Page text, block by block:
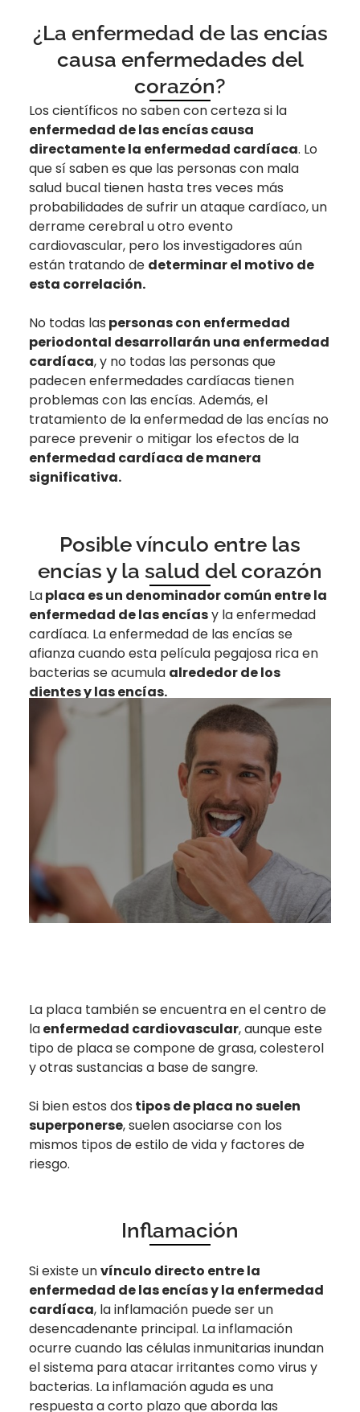
¿La enfermedad de las encías
causa enfermedades del
corazón?
Los científicos no saben con certeza si la
enfermedad de las encías causa
directamente la enfermedad cardíaca. Lo
que sí saben es que las personas con mala
salud bucal tienen hasta tres veces más
probabilidades de sufrir un ataque cardíaco, un
derrame cerebral u otro evento
cardiovascular, pero los investigadores aún
están tratando de determinar el motivo de
esta correlación.
No todas las personas con enfermedad
periodontal desarrollarán una enfermedad
cardíaca, y no todas las personas que
padecen enfermedades cardíacas tienen
problemas con las encías. Además, el
tratamiento de la enfermedad de las encías no
parece prevenir o mitigar los efectos de la
enfermedad cardíaca de manera
significativa.
Posible vínculo entre las
encías y la salud del corazón
Laplaca es un denominador común entre la
enfermedad de las encíasy la enfermedad
cardíaca. La enfermedad de las encías se
afianza cuando esta película pegajosa rica en
bacterias se acumula alrededor de los
dientes y las encías.
La placa también se encuentra en el centro de
laenfermedad cardiovascular, aunque este
tipo de placa se compone de grasa, colesterol
y otras sustancias a base de sangre.
Si bien estos dos tipos de placa no suelen
superponerse, suelen asociarse con los
mismos tipos de estilo de vida y factores de
riesgo.
Inflamación
Si existe unvínculo directo entre la
enfermedad de las encías y la enfermedad
cardíaca, la inflamación puede ser un
desencadenante principal. La inflamación
ocurre cuando las células inmunitarias inundan
el sistema para atacar irritantes como virus y
bacterias. La inflamación aguda es una
respuesta a corto plazo que aborda las